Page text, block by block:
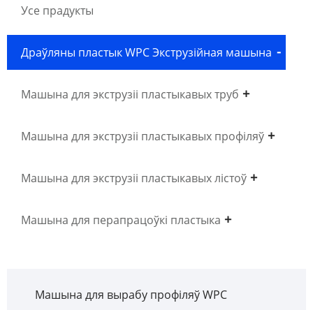
Усе прадукты
Драўляны пластык WPC Экструзійная машына
Машына для экструзіі пластыкавых труб
Машына для экструзіі пластыкавых профіляў
Машына для экструзіі пластыкавых лістоў
Машына для перапрацоўкі пластыка
Машына для вырабу профіляў WPC